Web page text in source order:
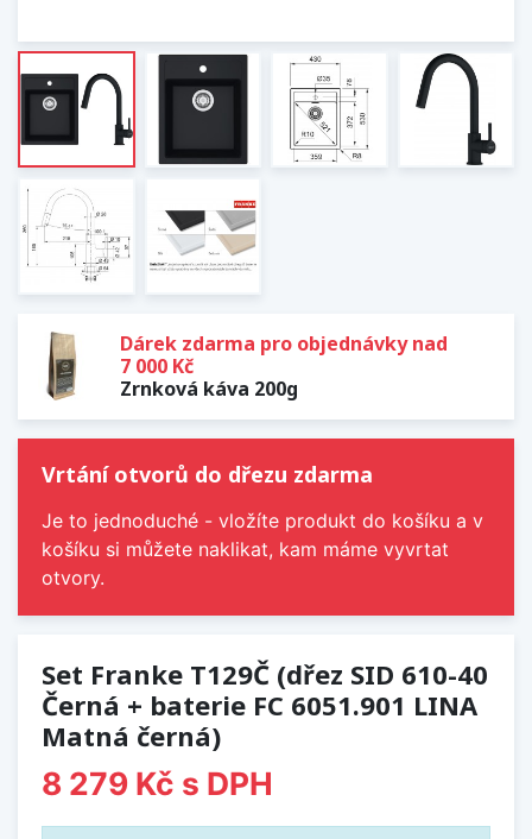
Dárek zdarma pro objednávky nad
7 000 Kč
Zrnková káva 200g
Vrtání otvorů do dřezu zdarma
Je to jednoduché - vložíte produkt do košíku a v
košíku si můžete naklikat, kam máme vyvrtat
otvory.
Set Franke T129Č (dřez SID 610-40
Černá + baterie FC 6051.901 LINA
Matná černá)
8 279 Kč s DPH